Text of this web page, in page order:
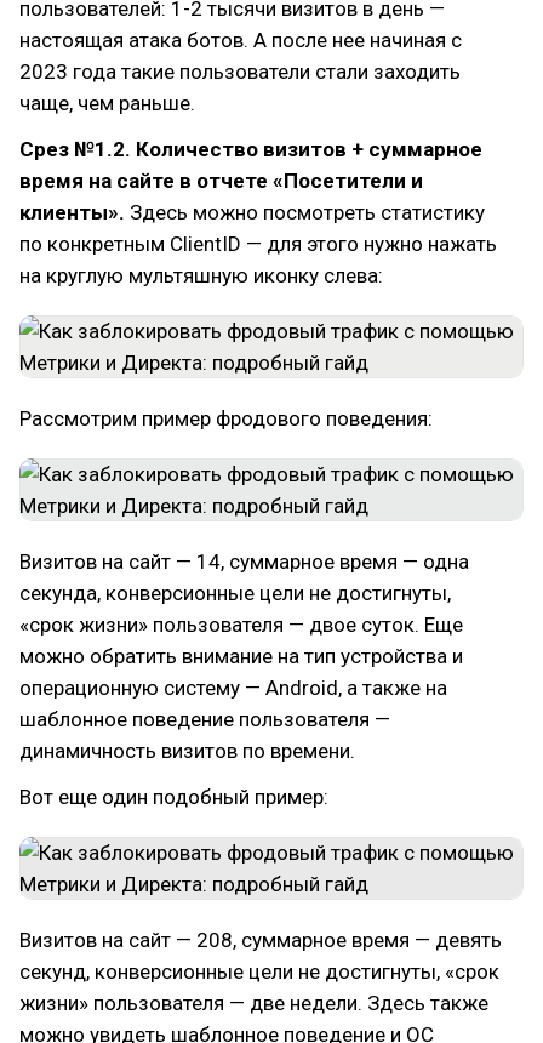
пользователей: 1-2 тысячи визитов в день —
настоящая атака ботов. А после нее начиная с
2023 года такие пользователи стали заходить
чаще, чем раньше.
Срез №1.2. Количество визитов + суммарное
время на сайте в отчете «Посетители и
клиенты». Здесь можно посмотреть статистику
по конкретным ClientID — для этого нужно нажать
на круглую мультяшную иконку слева:
Рассмотрим пример фродового поведения:
Визитов на сайт — 14, суммарное время — одна
секунда, конверсионные цели не достигнуты,
«срок жизни» пользователя — двое суток. Еще
можно обратить внимание на тип устройства и
операционную систему — Android, а также на
шаблонное поведение пользователя —
динамичность визитов по времени.
Вот еще один подобный пример:
Визитов на сайт — 208, суммарное время — девять
секунд, конверсионные цели не достигнуты, «срок
жизни» пользователя — две недели. Здесь также
можно увидеть шаблонное поведение и ОС